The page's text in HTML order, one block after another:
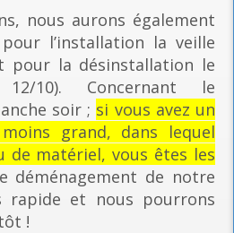
nous aurons également
l’installation la veille
pour la désinstallation le
10). Concernant le
soir ; si vous avez un
grand, dans lequel
matériel, vous êtes les
déménagement de notre
rapide et nous pourrons
!